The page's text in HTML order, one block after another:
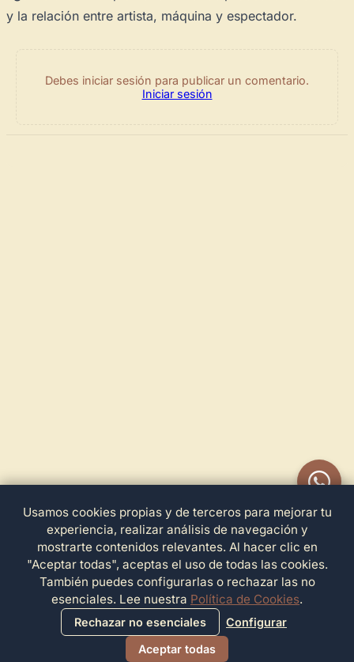
y la relación entre artista, máquina y espectador.
Debes iniciar sesión para publicar un comentario.
Iniciar sesión
Usamos cookies propias y de terceros para mejorar tu
experiencia, realizar análisis de navegación y
mostrarte contenidos relevantes. Al hacer clic en
"Aceptar todas", aceptas el uso de todas las cookies.
También puedes configurarlas o rechazar las no
esenciales. Lee nuestra Política de Cookies.
Rechazar no esenciales
Configurar
Aceptar todas